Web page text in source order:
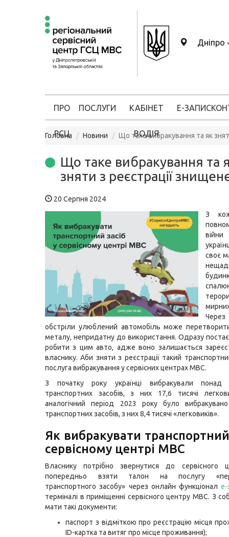
Дніпро
ПРО
РСЦ
ПОСЛУГИ КАБІНЕТ
ВОДІЯ
Е-ЗАПИС
Головна Новини Що таке вибракування та як
Що таке вибракування та
зняти з реєстрації
20 Серпня 2024
З
своє
обстріли улюблений автомобіль може
металу, непридатну до використання. Одразу
робити з цим авто, адже воно залишається
власнику. Аби зняти з реєстрації такий
послуга вибракування у сервісних центрах МВС.
З початку року українці вибракували понад
транспортних засобів, з них 17,6 тисячі
аналогічний період 2023 року було
транспортних засобів, з них 8,4 тисячі «легковиків».
Як вибракувати транспортний
сервісному центрі МВС
Власнику потрібно звернутися до сервісного
попередньо взяти талон на послугу
транспортного засобу» через онлайн функціонале-
терміналі в приміщенні сервісного центру МВС. З
мати такі документи:
паспорт з відміткою про реєстрацію місця
ID-картка та витяг про місце проживання);